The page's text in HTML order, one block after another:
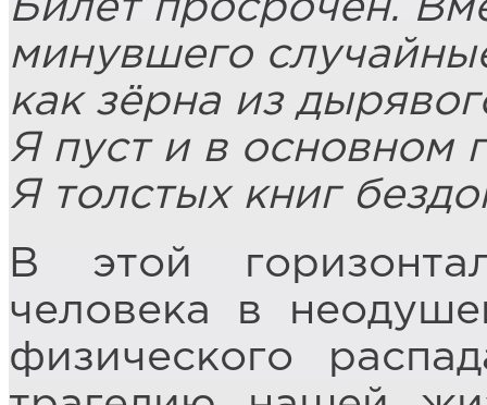
Билет просрочен.
минувшего
как зёрна из
Я пуст и в основном
Я толстых книг
В этой
человека в
физического